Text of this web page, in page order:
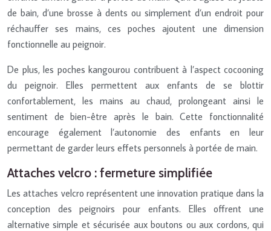
de bain, d’une brosse à dents ou simplement d’un endroit pour
réchauffer ses mains, ces poches ajoutent une dimension
fonctionnelle au peignoir.
De plus, les poches kangourou contribuent à l’aspect cocooning
du peignoir. Elles permettent aux enfants de se blottir
confortablement, les mains au chaud, prolongeant ainsi le
sentiment de bien-être après le bain. Cette fonctionnalité
encourage également l’autonomie des enfants en leur
permettant de garder leurs effets personnels à portée de main.
Attaches velcro : fermeture simplifiée
Les attaches velcro représentent une innovation pratique dans la
conception des peignoirs pour enfants. Elles offrent une
alternative simple et sécurisée aux boutons ou aux cordons, qui